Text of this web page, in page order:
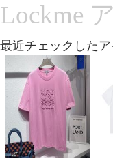
Lockme
最近チェックした